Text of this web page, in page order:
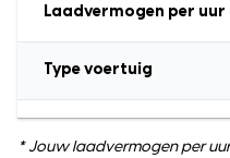
Laadvermogen per uur
Type voertuig
* Jouw laadvermogen per